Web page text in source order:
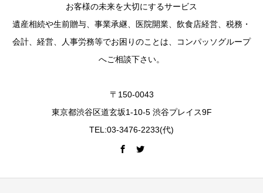
お客様の未来を大切にするサービス
遺産相続や生前贈与、事業承継、医院開業、飲食店経営、税務・
会計、経営、人事労務等でお困りのことは、コンパッソグループ
へご相談下さい。
〒150-0043
東京都渋谷区道玄坂1-10-5 渋谷プレイス9F
TEL:03-3476-2233(代)